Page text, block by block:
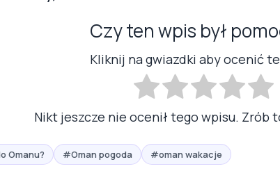
Czy ten wpis był
Kliknij na gwiazdki aby ocenić
Nikt jeszcze nie ocenił tego wpisu. Zrób
Omanu? #Oman pogoda #oman wakacje